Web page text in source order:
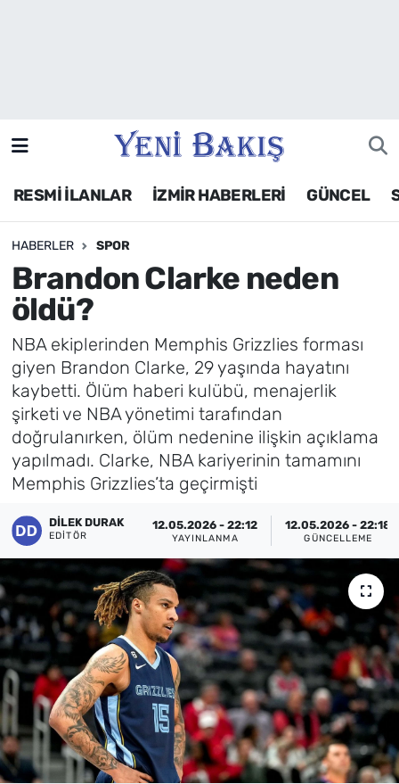
RESMİ İLANLAR İZMİR HABERLERİ GÜNCEL
HABERLER SPOR
Brandon Clarke neden
öldü?
NBA ekiplerinden Memphis Grizzlies forması
giyen Brandon Clarke, 29 yaşında hayatını
kaybetti. Ölüm haberi kulübü, menajerlik
şirketi ve NBA yönetimi tarafından
doğrulanırken, ölüm nedenine ilişkin açıklama
yapılmadı. Clarke, NBA kariyerinin tamamını
Memphis Grizzlies’ta geçirmişti
DILEK DURAK
EDITÖR
12.05.2026 - 22:12
YAYINLANMA
12.05.2026 - 22:18
GÜNCELLEME
Siyaset
Asayiş / Polis-Adliye
Spor
Magazin
Foto Galeri
Künye
İletişim